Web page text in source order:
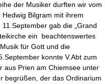
der Musiker durften wir vom
Bilgram mit ihrem
gab die „Grand
ein beachtenswertes
für Gott und die
konnte V.Abt zum
aus Prien am Chiemsee unter
begrüßen, der das Ordinarium